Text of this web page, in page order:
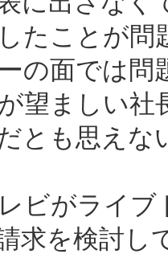
たことが問
の面では
望ましい社
とも思えな
ビがライブ
求を検討し